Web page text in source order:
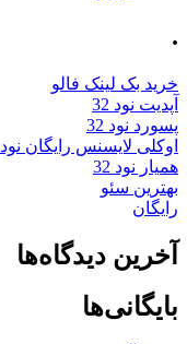
.
خرید بک لینک فالو
آپدیت نود 32
پسورد نود 32
اوکلی لایسنس رایگان نود 32
همیار نود 32
بهترین سئو
رایگان
آخرین دیدگاه‌ها
بایگانی‌ها